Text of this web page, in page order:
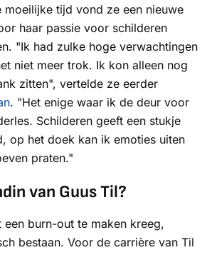
tijd vond ze een nieuwe
haar passie voor schilderen
"Ik had zulke hoge verwachtingen
niet meer trok. Ik kon alleen nog
zitten", vertelde ze eerder
. "Het enige waar ik de deur voor
Schilderen geeft een stukje
op het doek kan ik emoties uiten
praten."
van Guus Til?
een burn-out te maken kreeg,
bestaan. Voor de carrière van Til